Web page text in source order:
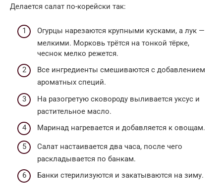
Делается салат по-корейски так:
Огурцы нарезаются крупными кусками, а лук —
мелкими. Морковь трётся на тонкой тёрке,
чеснок мелко режется.
Все ингредиенты смешиваются с добавлением
ароматных специй.
На разогретую сковороду выливается уксус и
растительное масло.
Маринад нагревается и добавляется к овощам.
Салат настаивается два часа, после чего
раскладывается по банкам.
Банки стерилизуются и закатываются на зиму.